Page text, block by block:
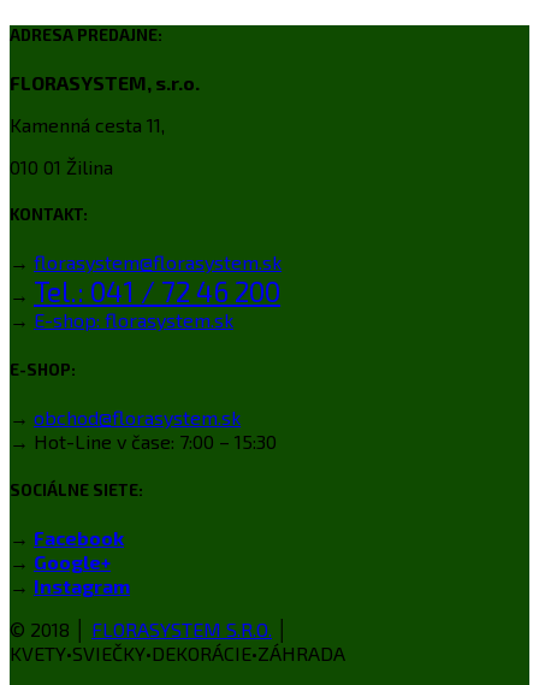
ADRESA PREDAJNE:
FLORASYSTEM, s.r.o.
Kamenná cesta 11,
010 01 Žilina
KONTAKT:
→ florasystem@florasystem.sk
→ Tel.: 041 / 72 46 200
→ E-shop: florasystem.sk
E-SHOP:
→ obchod@florasystem.sk
→ Hot-Line v čase: 7:00 – 15:30
SOCIÁLNE SIETE:
→ Facebook
→ Google+
→ Instagram
© 2018 │ FLORASYSTEM S.R.O.
KVETY•SVIEČKY•DEKORÁCIE•ZÁHRADA